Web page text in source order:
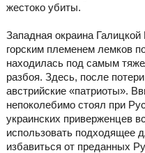
жестоко убиты.
Западная окраина
горским племенем лемков
находилась под самым
разбоя. Здесь, после
австрийские «патриоты».
непоколебимо стоял при
украинских приверженцев
использовать подходящее
избавиться от преданных